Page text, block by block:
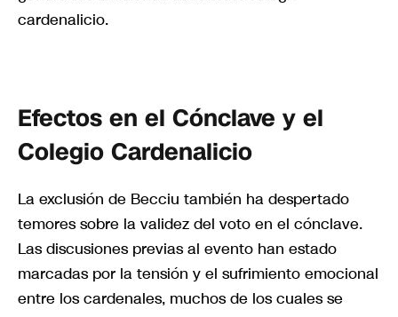
cardenalicio.
Efectos en el Cónclave y el
Colegio Cardenalicio
La exclusión de Becciu también ha despertado
temores sobre la validez del voto en el cónclave.
Las discusiones previas al evento han estado
marcadas por la tensión y el sufrimiento emocional
entre los cardenales, muchos de los cuales se